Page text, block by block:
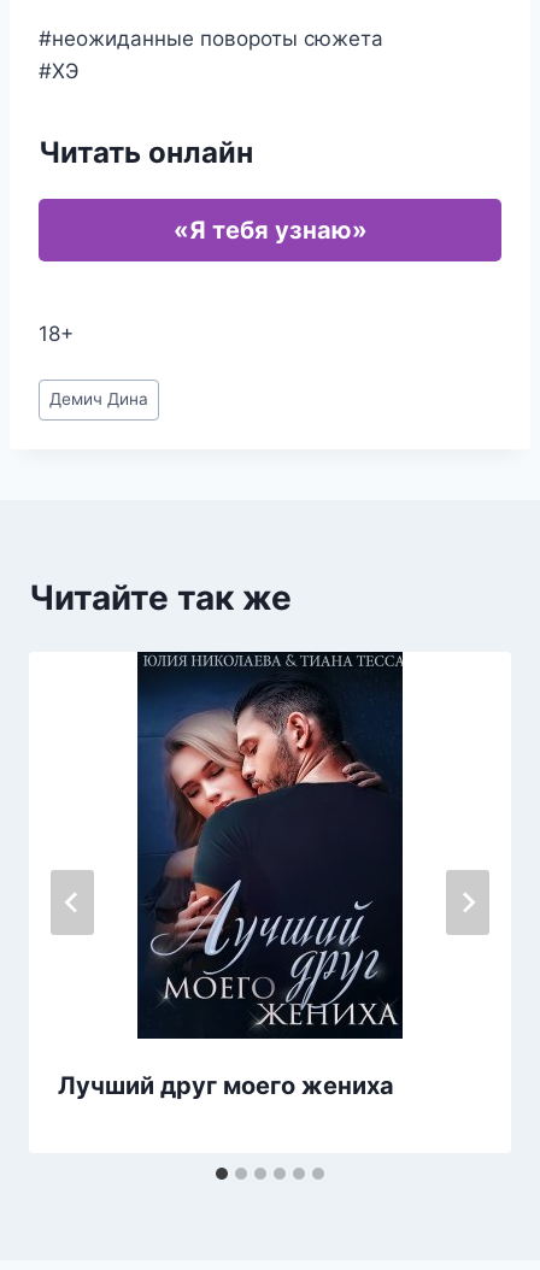
#неожиданные повороты сюжета
#ХЭ
Читать онлайн
«Я тебя узнаю»
18+
Метки
записи:
Демич Дина
Читайте так же
Лучший друг моего жениха